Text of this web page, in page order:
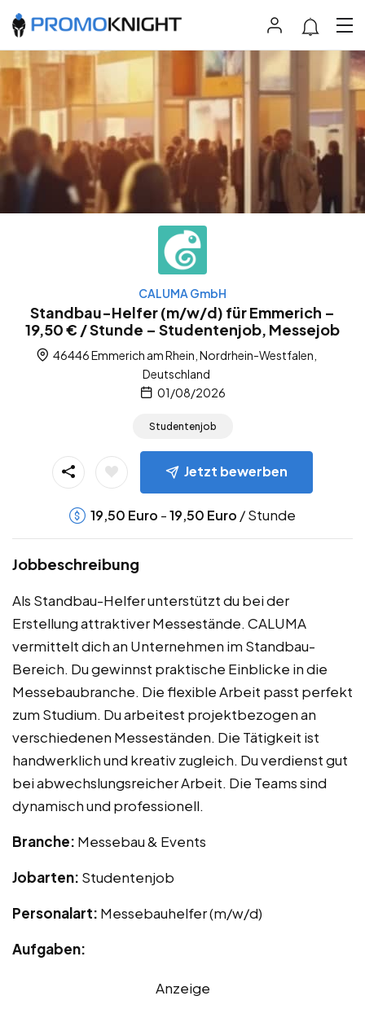
CALUMA GmbH
Standbau-Helfer (m/w/d) für Emmerich –
19,50 € / Stunde – Studentenjob, Messejob
46446 Emmerich am Rhein, Nordrhein-Westfalen,
Deutschland
01/08/2026
Studentenjob
Jetzt bewerben
19,50 Euro -19,50 Euro / Stunde
Jobbeschreibung
Als Standbau-Helfer unterstützt du bei der
Erstellung attraktiver Messestände. CALUMA
vermittelt dich an Unternehmen im Standbau-
Bereich. Du gewinnst praktische Einblicke in die
Messebaubranche. Die flexible Arbeit passt perfekt
zum Studium. Du arbeitest projektbezogen an
verschiedenen Messeständen. Die Tätigkeit ist
handwerklich und kreativ zugleich. Du verdienst gut
bei abwechslungsreicher Arbeit. Die Teams sind
dynamisch und professionell.
Branche: Messebau & Events
Jobarten: Studentenjob
Personalart: Messebauhelfer (m/w/d)
Aufgaben:
Anzeige